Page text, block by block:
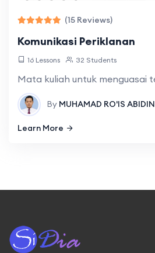
(15 Reviews)
Komunikasi Periklanan
16 Lessons 32 Students
By MUHAMAD RO'IS ABIDIN
Learn More